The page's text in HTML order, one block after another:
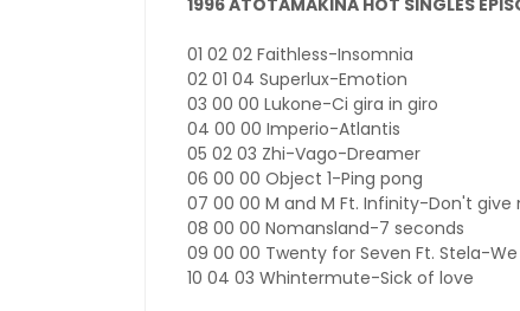
1996 ATOTAMAKINA HOT SINGLES
01 02 02 Faithless-Insomnia
02 01 04 Superlux-Emotion
03 00 00 Lukone-Ci gira in giro
04 00 00 Imperio-Atlantis
05 02 03 Zhi-Vago-Dreamer
06 00 00 Object 1-Ping pong
07 00 00 M and M Ft. Infinity-Don't give
08 00 00 Nomansland-7 seconds
09 00 00 Twenty for Seven Ft. Stela-
10 04 03 Whintermute-Sick of love